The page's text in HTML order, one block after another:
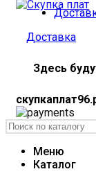
Доставка
Здесь
Меню
Каталог